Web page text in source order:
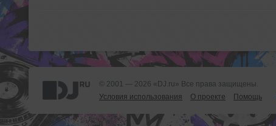
© 2001 — 2026 «DJ.ru» Все права защищены.
Условия использования
О проекте Помощь